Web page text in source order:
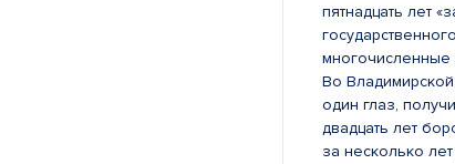
пятнадцать лет
многочисленные
Во
один глаз,
двадцать лет
за несколько